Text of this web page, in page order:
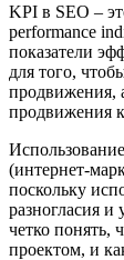
KPI в SEO –
performance
показатели
для того,
продвижения,
продвижения
(интернет-
поскольку
разногласия и
четко понять,
проектом, и